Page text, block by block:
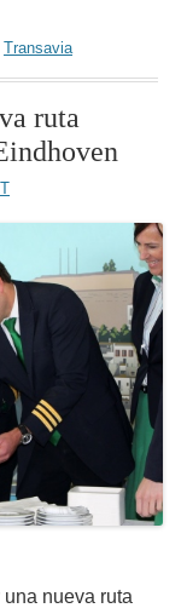
Transavia
ruta
nueva ruta